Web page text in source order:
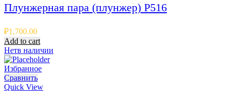
Плунжерная пара (плунжер) P516
₽1,700.00
Add to cart
Нетв наличии
Избранное
Сравнить
Quick View